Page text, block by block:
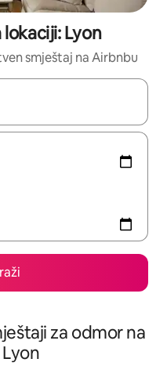
Lyon
smještaj na Airbnbu
se gore i dolje pomoću
za odmor na